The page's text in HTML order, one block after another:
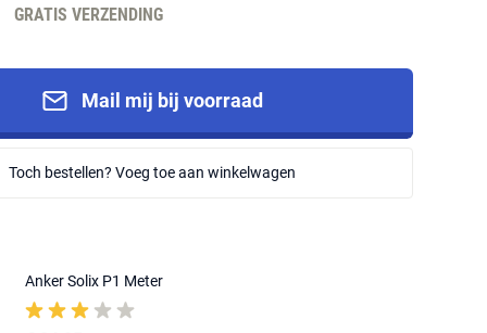
GRATIS VERZENDING
Mail mij bij voorraad
Toch bestellen? Voeg toe aan winkelwagen
Anker Solix P1 Meter